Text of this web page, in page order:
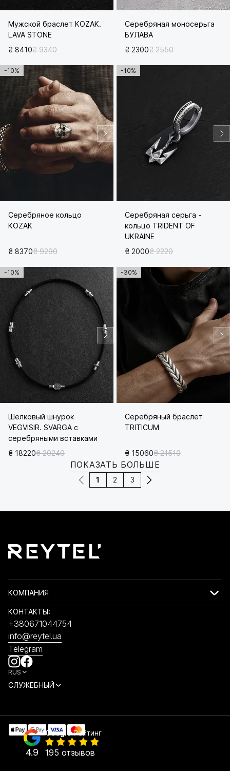
Мужской браслет KOZAK.
LAVA STONE
₴ 8410₴ 9340
Серебряная моносерьга
БУЛАВА
₴ 2300₴ 2550
-10%
Серебряное кольцо
KOZAK
₴ 8370₴ 9290
-10%
Серебряная серьга -
кольцо TRIDENT OF
UKRAINE
₴ 2000₴ 2220
-10%
Шелковый шнурок
VEGVISIR. SVARGA с
серебряными вставками
₴ 18220₴ 20240
-30%
Серебряный браслет
TRITICUM
₴ 15060₴ 21510
ПОКАЗАТЬ БОЛЬШЕ
1 2 3
КОМПАНИЯ
КОНТАКТЫ:
+380671044754
info@reytel.ua
Telegram
RUS
СЛУЖЕБНЫЙ
4.9
GoogleРейтинг
195 отзывов